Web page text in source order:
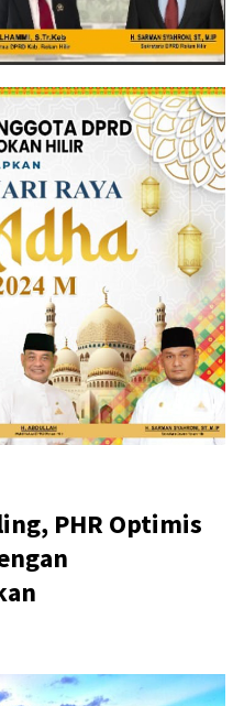
PHR Optimis